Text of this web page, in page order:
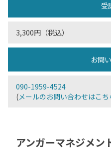
受
3,300円（税込）
お問
090-1959-4524
(メールのお問い合わせはこち
アンガーマネジメン